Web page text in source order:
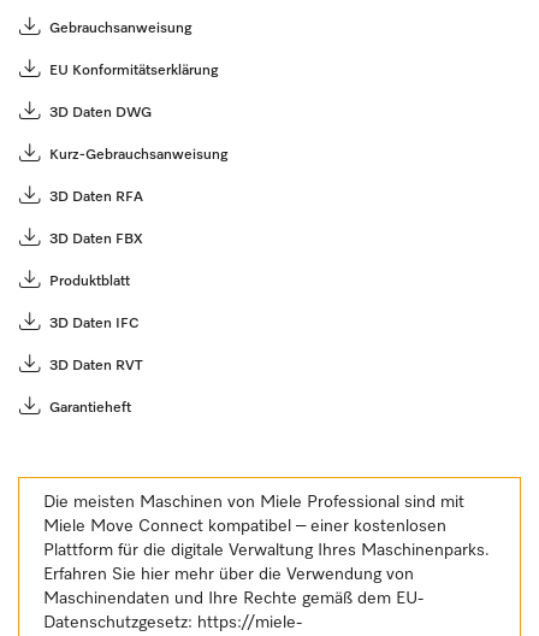
Gebrauchsanweisung
EU Konformitätserklärung
3D Daten DWG
Kurz-Gebrauchsanweisung
3D Daten RFA
3D Daten FBX
Produktblatt
3D Daten IFC
3D Daten RVT
Garantieheft
Die meisten Maschinen von Miele Professional sind mit
Miele Move Connect kompatibel – einer kostenlosen
Plattform für die digitale Verwaltung Ihres Maschinenparks.
Erfahren Sie hier mehr über die Verwendung von
Maschinendaten und Ihre Rechte gemäß dem EU-
Datenschutzgesetz: https://miele-